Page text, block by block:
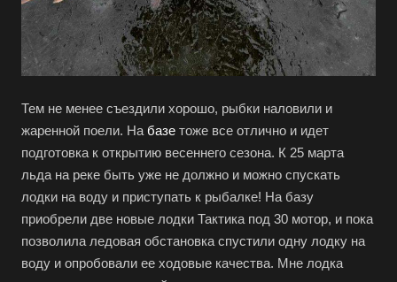
Тем не менее съездили хорошо, рыбки наловили и
жаренной поели. На базе тоже все отлично и идет
подготовка к открытию весеннего сезона. К 25 марта
льда на реке быть уже не должно и можно спускать
лодки на воду и приступать к рыбалке! На базу
приобрели две новые лодки Тактика под 30 мотор, и пока
позволила ледовая обстановка спустили одну лодку на
воду и опробовали ее ходовые качества. Мне лодка